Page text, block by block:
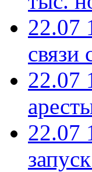
22.07
связи
22.07
22.07